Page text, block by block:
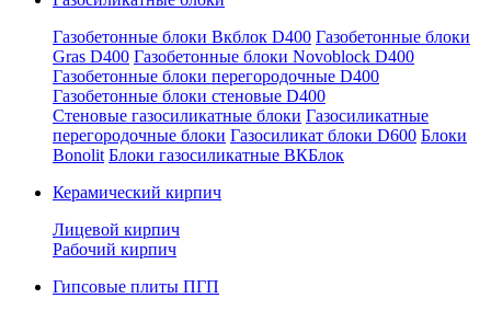
Газобетонные блоки Вкблок D400 Газобетонные блоки
Gras D400 Газобетонные блоки Novoblock D400
Газобетонные блоки перегородочные D400
Газобетонные блоки стеновые D400
Стеновые газосиликатные блоки Газосиликатные
перегородочные блоки Газосиликат блоки D600 Блоки
Bonolit Блоки газосиликатные ВКБлок
Керамический кирпич
Лицевой кирпич
Рабочий кирпич
Гипсовые плиты ПГП